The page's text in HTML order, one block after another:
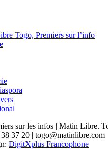
Togo, Premiers sur l’info
sur les infos | Matin Libre.
37 20 | togo@matinlibre.com
DigitXplus Francophone